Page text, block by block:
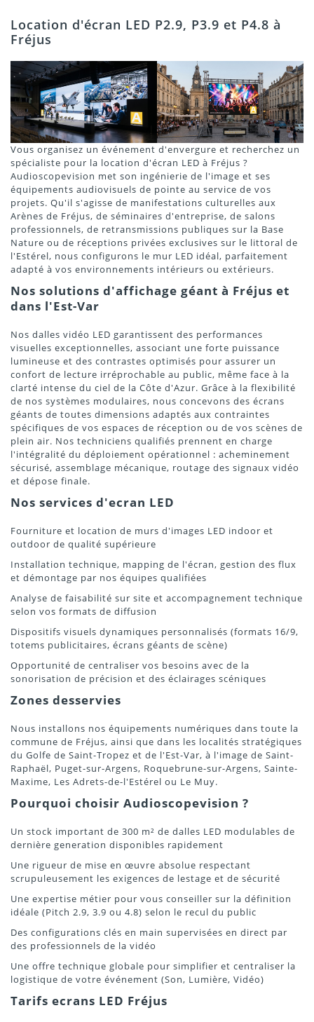
Location d'écran LED P2.9, P3.9 et P4.8 à
Fréjus
Vous organisez un événement d'envergure et recherchez un
spécialiste pour la location d'écran LED à Fréjus ?
Audioscopevision met son ingénierie de l'image et ses
équipements audiovisuels de pointe au service de vos
projets. Qu'il s'agisse de manifestations culturelles aux
Arènes de Fréjus, de séminaires d'entreprise, de salons
professionnels, de retransmissions publiques sur la Base
Nature ou de réceptions privées exclusives sur le littoral de
l'Estérel, nous configurons le mur LED idéal, parfaitement
adapté à vos environnements intérieurs ou extérieurs.
Nos solutions d'affichage géant à Fréjus et
dans l'Est-Var
Nos dalles vidéo LED garantissent des performances
visuelles exceptionnelles, associant une forte puissance
lumineuse et des contrastes optimisés pour assurer un
confort de lecture irréprochable au public, même face à la
clarté intense du ciel de la Côte d'Azur. Grâce à la flexibilité
de nos systèmes modulaires, nous concevons des écrans
géants de toutes dimensions adaptés aux contraintes
spécifiques de vos espaces de réception ou de vos scènes de
plein air. Nos techniciens qualifiés prennent en charge
l'intégralité du déploiement opérationnel : acheminement
sécurisé, assemblage mécanique, routage des signaux vidéo
et dépose finale.
Nos services d'ecran LED
Fourniture et location de murs d'images LED indoor et
outdoor de qualité supérieure
Installation technique, mapping de l'écran, gestion des flux
et démontage par nos équipes qualifiées
Analyse de faisabilité sur site et accompagnement technique
selon vos formats de diffusion
Dispositifs visuels dynamiques personnalisés (formats 16/9,
totems publicitaires, écrans géants de scène)
Opportunité de centraliser vos besoins avec de la
sonorisation de précision et des éclairages scéniques
Zones desservies
Nous installons nos équipements numériques dans toute la
commune de Fréjus, ainsi que dans les localités stratégiques
du Golfe de Saint-Tropez et de l'Est-Var, à l'image de Saint-
Raphaël, Puget-sur-Argens, Roquebrune-sur-Argens, Sainte-
Maxime, Les Adrets-de-l'Estérel ou Le Muy.
Pourquoi choisir Audioscopevision ?
Un stock important de 300 m² de dalles LED modulables de
dernière generation disponibles rapidement
Une rigueur de mise en œuvre absolue respectant
scrupuleusement les exigences de lestage et de sécurité
Une expertise métier pour vous conseiller sur la définition
idéale (Pitch 2.9, 3.9 ou 4.8) selon le recul du public
Des configurations clés en main supervisées en direct par
des professionnels de la vidéo
Une offre technique globale pour simplifier et centraliser la
logistique de votre événement (Son, Lumière, Vidéo)
Tarifs ecrans LED Fréjus